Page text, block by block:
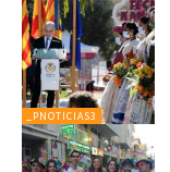
_PNOTICIAS3